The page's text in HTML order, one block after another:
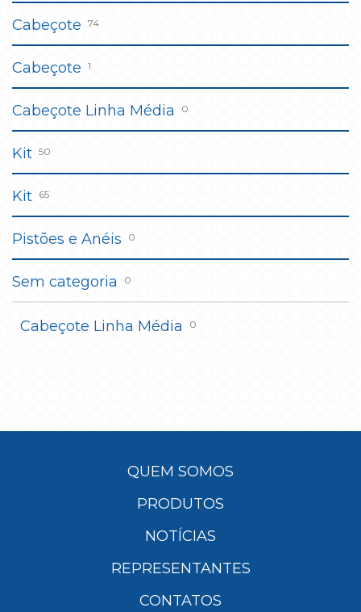
Cabeçote 74
Cabeçote 1
Cabeçote Linha Média 0
Kit 50
Kit 65
Pistões e Anéis 0
Sem categoria 0
Cabeçote Linha Média 0
QUEM SOMOS
PRODUTOS
NOTÍCIAS
REPRESENTANTES
CONTATOS